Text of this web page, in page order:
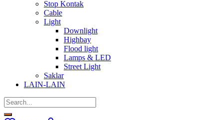
Stop Kontak
Cable
Light
Downlight
Highbay
Flood light
Lamps & LED
Street Light
Saklar
LAIN-LAIN